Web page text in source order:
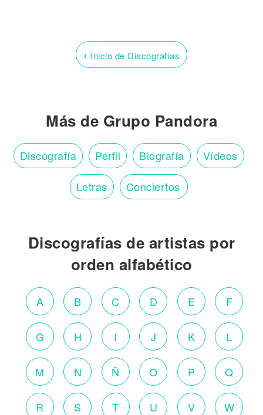
‹ Inicio de Discografías
Más de Grupo Pandora
Discografía Perfil Biografía Vídeos
Letras Conciertos
Discografías de artistas por
orden alfabético
A B C D E F
G H I J K L
M N Ñ O P Q
R S T U V W